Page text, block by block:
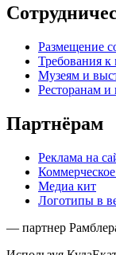
Размещение
Требования к
Музеям и
Ресторанам и
Партнёрам
Реклама на
Медиа кит
Логотипы в
— партнер